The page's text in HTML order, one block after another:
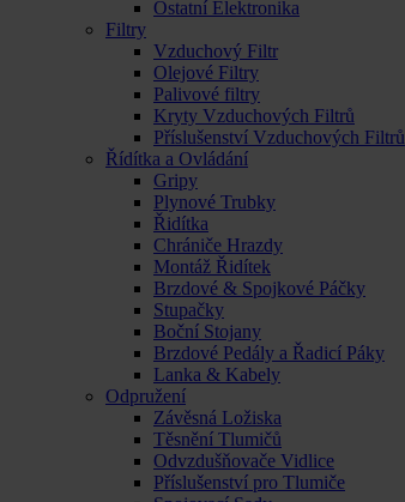
Ostatní Elektronika
Filtry
Vzduchový Filtr
Olejové Filtry
Palivové filtry
Kryty Vzduchových Filtrů
Příslušenství Vzduchových Filtrů
Řídítka a Ovládání
Gripy
Plynové Trubky
Řidítka
Chrániče Hrazdy
Montáž Řidítek
Brzdové & Spojkové Páčky
Stupačky
Boční Stojany
Brzdové Pedály a Řadicí Páky
Lanka & Kabely
Odpružení
Závěsná Ložiska
Těsnění Tlumičů
Odvzdušňovače Vidlice
Příslušenství pro Tlumiče